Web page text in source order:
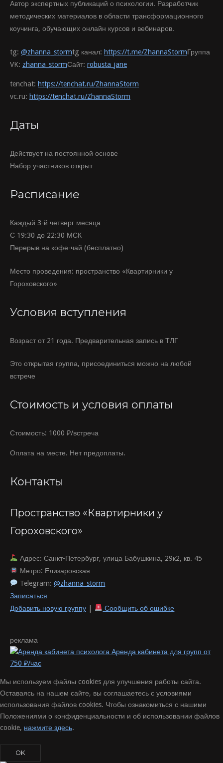
Автор экспертных публикаций о психологии. Разработчик
методических материалов в области трансформационного
коучинга, обучающих онлайн курсов и вебинаров.
tg: @zhanna_stormtg канал: https://t.me/ZhannaStormГруппа
VK: zhanna_stormСайт: robusta_jane
tenchat: https://tenchat.ru/ZhannaStorm
vc.ru: https://tenchat.ru/ZhannaStorm
Даты
Действует на постоянной основе
Набор участников открыт
Расписание
Каждый 3-й четверг месяца
С 19:30 до 22:30 МСК
Перерыв на кофе-чай (бесплатно)
Место проведения: пространство «Квартирники у
Гороховского»
Условия вступления
Возраст от 21 года. Предварительная запись в ТЛГ
Это открытая группа, присоединиться можно на любой
встрече
Стоимость и условия оплаты
Стоимость: 1000 ₽/встреча
Оплата на месте. Нет предоплаты.
Контакты
Пространство «Квартирники у
Гороховского»
Адрес: Санкт-Петербург, улица Бабушкина, 29к2, кв. 45
Метро: Елизаровская
Telegram:@zhanna_storm
Записаться
Добавить новую группу
Сообщить об ошибке
реклама
Аренда кабинета для групп от
750 ₽/час
Мы используем файлы cookies для улучшения работы сайта.
Оставаясь на нашем сайте, вы соглашаетесь с условиями
использования файлов cookies. Чтобы ознакомиться с нашими
Положениями о конфиденциальности и об использовании файлов
cookie, нажмите здесь.
OK